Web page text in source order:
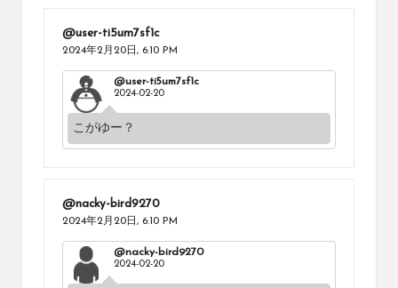
@user-ti5um7sf1c
2024年2月20日, 6:10 PM
@user-ti5um7sf1c
2024-02-20
こがゆー？
@nacky-bird9270
2024年2月20日, 6:10 PM
@nacky-bird9270
2024-02-20